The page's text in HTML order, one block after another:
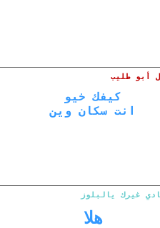
أبو طليب
كيفك خيو
انت سكان وين
غيرك يالبلوز
هلا